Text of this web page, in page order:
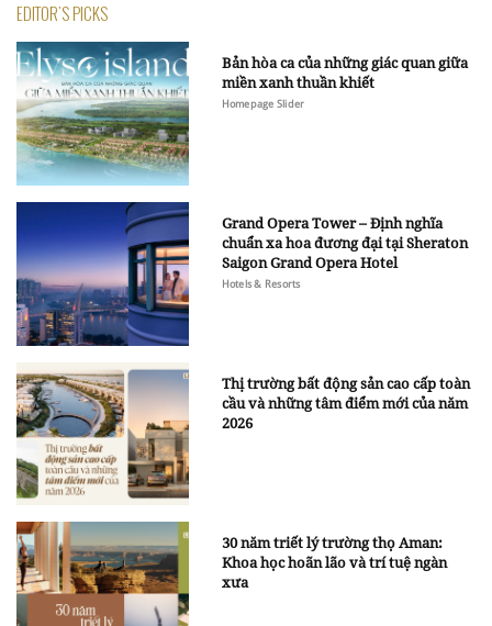
EDITOR'S PICKS
Bản hòa ca của những giác quan giữa
miền xanh thuần khiết
Homepage Slider
Grand Opera Tower – Định nghĩa
chuẩn xa hoa đương đại tại Sheraton
Saigon Grand Opera Hotel
Hotels & Resorts
Thị trường bất động sản cao cấp toàn
cầu và những tâm điểm mới của năm
2026
30 năm triết lý trường thọ Aman:
Khoa học hoãn lão và trí tuệ ngàn
xưa